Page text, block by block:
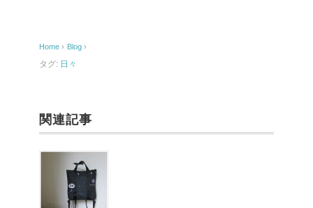
o
o
Home › Blog ›
タグ: 日々
関連記事